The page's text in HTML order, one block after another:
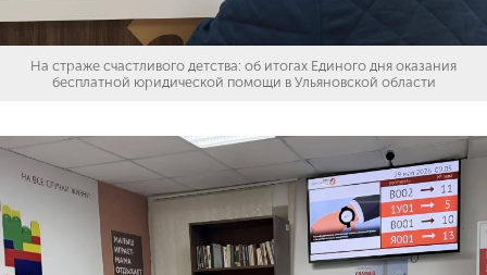
На страже счастливого детства: об итогах Единого дня оказания
бесплатной юридической помощи в Ульяновской области